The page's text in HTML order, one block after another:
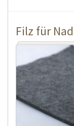
Filz für